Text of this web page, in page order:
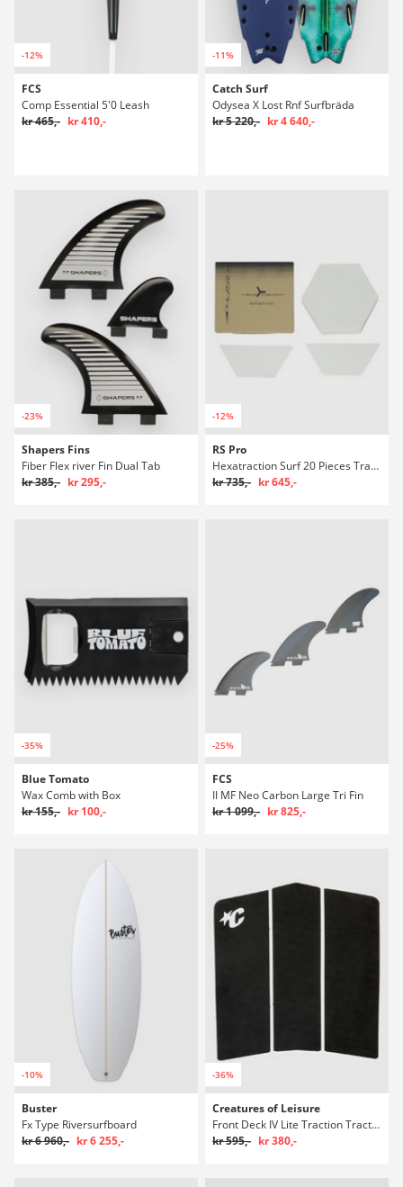
-12%
FCS
Comp Essential 5'0 Leash
kr 465,- kr 410,-
-11%
Catch Surf
Odysea X Lost Rnf Surfbräda
kr 5 220,- kr 4 640,-
-23%
Shapers Fins
Fiber Flex river Fin Dual Tab
kr 385,- kr 295,-
-12%
RS Pro
Hexatraction Surf 20 Pieces Traction Stoppning
kr 735,- kr 645,-
-35%
Blue Tomato
Wax Comb with Box
kr 155,- kr 100,-
-25%
FCS
II MF Neo Carbon Large Tri Fin
kr 1 099,- kr 825,-
-10%
Buster
Fx Type Riversurfboard
kr 6 960,- kr 6 255,-
-36%
Creatures of Leisure
Front Deck IV Lite Traction Traction Stoppning
kr 595,- kr 380,-